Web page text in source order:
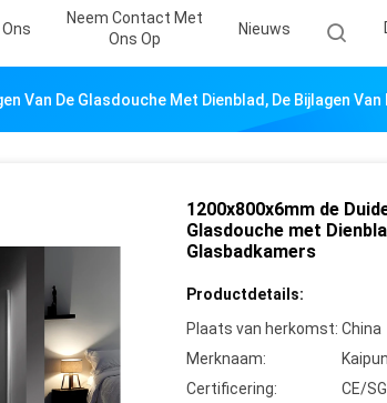
Neem Contact Met
Ons Op
Nieuws
Van De Glasdouche Met Dienblad, De Bijlagen
1200x800x6mm de
Glasdouche met
Glasbadkamers
Productdetails:
Plaats van herkomst: China
Merknaam:
Certificering:
CE/